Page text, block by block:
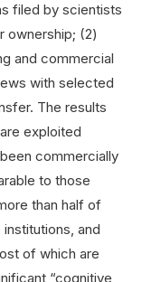
filed by scientists
ownership; (2)
and commercial
with selected
The results
exploited
commercially
to those
than half of
and
of which are
“cognitive